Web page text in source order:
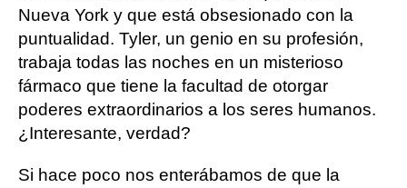
Nueva York y que está obsesionado con la
puntualidad. Tyler, un genio en su profesión,
trabaja todas las noches en un misterioso
fármaco que tiene la facultad de otorgar
poderes extraordinarios a los seres humanos.
¿Interesante, verdad?
Si hace poco nos enterábamos de que la